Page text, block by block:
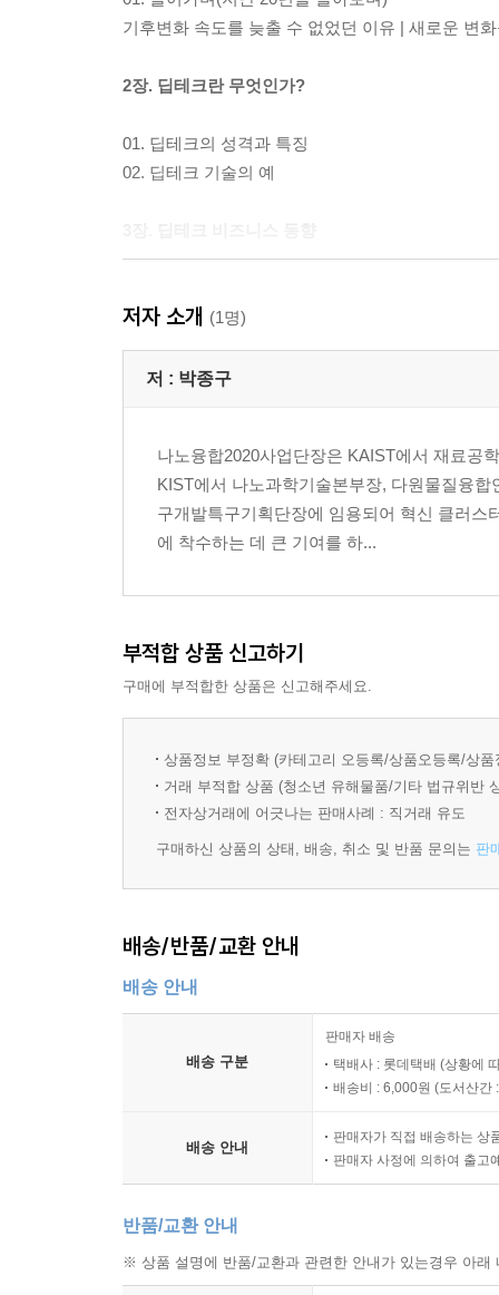
기후변화 속도를 늦출 수 없었던 이유 | 새로운 변
2장. 딥테크란 무엇인가?
01. 딥테크의 성격과 특징
02. 딥테크 기술의 예
딥테크 스타트업 동향 | 딥테크는 이미 현실의 비
성공하는 환경
스파이 버 | 스파이어 글로벌 | 시루 나노테크놀
기술 | 이노스페이스 | 인디고 AG | 임파서블 푸드
| 플래닛 랩 | 필메디 | CFS | D- 웨이브 시스템스 |
재앙으로 치닫는 기후변화 | 그 밖의 난제들
02. 딥테크와 난제 해결
주목받지 못했던 기술의 재발견 | 유망 신기술의
03. 딥테크가 출현한 배경
스토크 관점의 난제 해결 경로
5장. 딥테크의 성장과 딥테크가 필요한 영역
01. 딥테크가 성장하는 환경
새로운 플랫폼 기술의 등장 | 낮아진 신기술 진입
02. 딥테크가 발전하는 과정
03. 딥테크가 필요한 영역
04. 주요 영역의 탄소배출 동향
저자 소개 (1명)
저 : 박종구
나노융합2020사업단장은 KAIST에서 재료공
KIST에서 나노과학기술본부장, 다원물질융
구개발특구기획단장에 임용되어 혁신 클러
에 착수하는 데 큰 기여를 하...
부적합 상품 신고하기
구매에 부적합한 상품은 신고해주세요.
상품정보 부정확 (카테고리 오등록/상품오등록/상
거래 부적합 상품 (청소년 유해물품/기타 법규위반
전자상거래에 어긋나는 판매사례 : 직거래 유도
구매하신 상품의 상태, 배송, 취소 및 반품 문의는 판
배송/반품/교환 안내
배송 안내
배송 구분
판매자 배송
택배사 : 롯데택배 (상황에
배송비 : 6,000원 (도서산간
배송 안내
판매자가 직접 배송하는 상
판매자 사정에 의하여 출고
반품/교환 안내
※ 상품 설명에 반품/교환과 관련한 안내가 있는경우 아